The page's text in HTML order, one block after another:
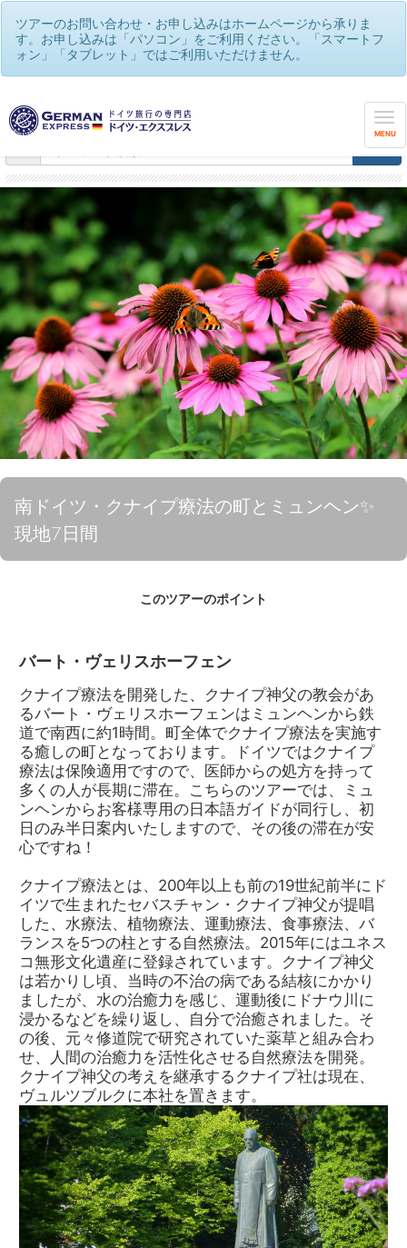
ツアーのお問い合わせ・お申し込みはホームページから承りま
す。お申し込みは「パソコン」をご利用ください。「スマートフ
ォン」「タブレット」ではご利用いただけません。
MENU
機関車・ドイツ車・自然療法・バラ園・美術・建築などの学びの
旅
南ドイツ・クナイプ療法の町とミュンヘン✨
現地7日間
このツアーのポイント
バート・ヴェリスホーフェン
クナイプ療法を開発した、クナイプ神父の教会があ
るバート・ヴェリスホーフェンはミュンヘンから鉄
道で南西に約1時間。町全体でクナイプ療法を実施す
る癒しの町となっております。ドイツではクナイプ
療法は保険適用ですので、医師からの処方を持って
多くの人が長期に滞在。こちらのツアーでは、ミュ
ンヘンからお客様専用の日本語ガイドが同行し、初
日のみ半日案内いたしますので、その後の滞在が安
心ですね！
クナイプ療法とは、200年以上も前の19世紀前半にド
イツで生まれたセバスチャン・クナイプ神父が提唱
した、水療法、植物療法、運動療法、食事療法、バ
ランスを5つの柱とする自然療法。2015年にはユネス
コ無形文化遺産に登録されています。クナイプ神父
は若かりし頃、当時の不治の病である結核にかかり
ましたが、水の治癒力を感じ、運動後にドナウ川に
浸かるなどを繰り返し、自分で治癒されました。そ
の後、元々修道院で研究されていた薬草と組み合わ
せ、人間の治癒力を活性化させる自然療法を開発。
クナイプ神父の考えを継承するクナイプ社は現在、
ヴュルツブルクに本社を置きます。